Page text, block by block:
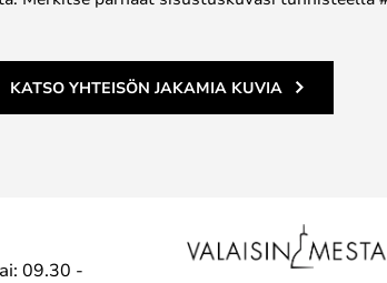
KATSO YHTEISÖN JAKAMIA KUVIA
09.30 -